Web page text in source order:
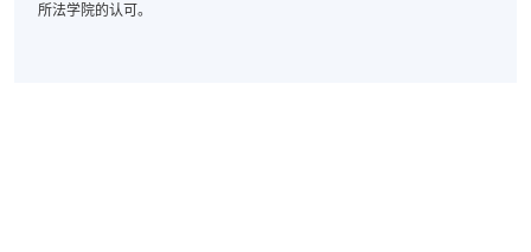
所法学院的认可。